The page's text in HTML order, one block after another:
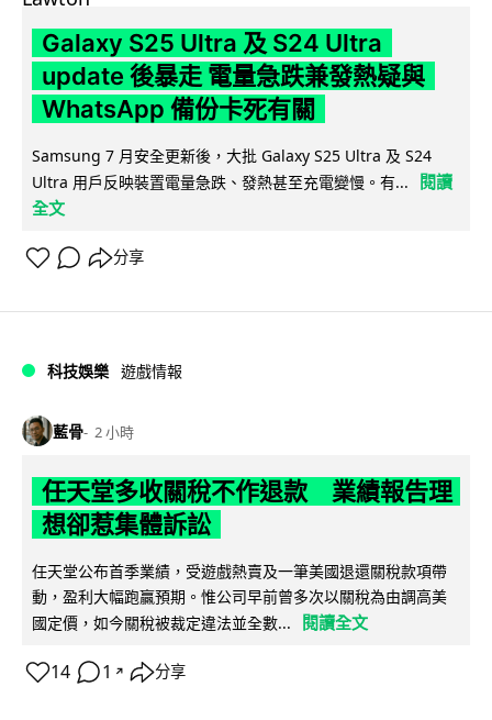
Galaxy S25 Ultra 及 S24 Ultra
update 後暴走 電量急跌兼發熱疑與
WhatsApp 備份卡死有關
Samsung 7 月安全更新後，大批 Galaxy S25 Ultra 及 S24
Ultra 用戶反映裝置電量急跌、發熱甚至充電變慢。有...
閱讀
全文
分享
科技娛樂 遊戲情報
藍骨 2 小時
任天堂多收關稅不作退款 業績報告理
想卻惹集體訴訟
任天堂公布首季業績，受遊戲熱賣及一筆美國退還關稅款項帶
動，盈利大幅跑贏預期。惟公司早前曾多次以關稅為由調高美
國定價，如今關稅被裁定違法並全數...
閱讀全文
14 1 ↗ 分享